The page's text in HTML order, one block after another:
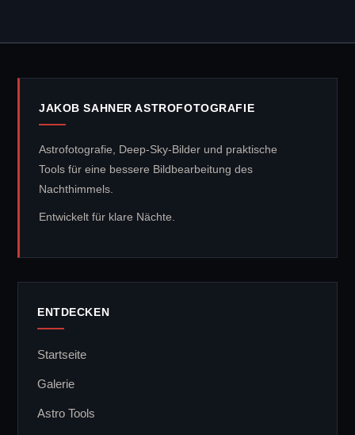
JAKOB SAHNER ASTROFOTOGRAFIE
Astrofotografie, Deep-Sky-Bilder und praktische
Tools für eine bessere Bildbearbeitung des
Nachthimmels.
Entwickelt für klare Nächte.
ENTDECKEN
Startseite
Galerie
Astro Tools